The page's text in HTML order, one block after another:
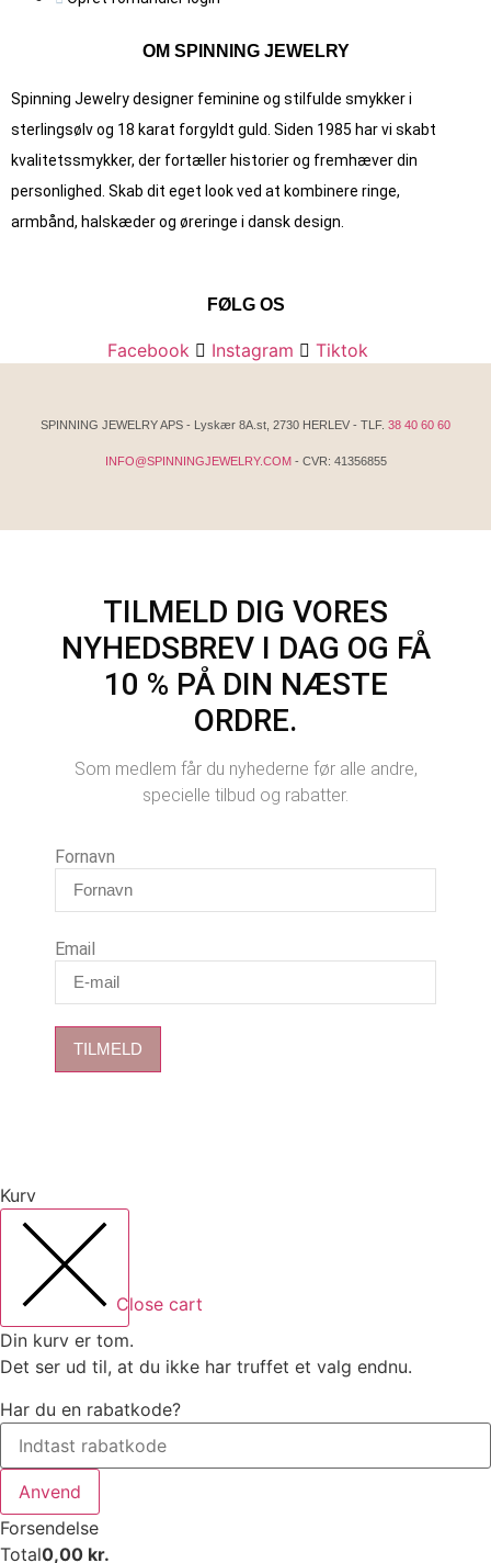
OM SPINNING JEWELRY
Spinning Jewelry designer feminine og stilfulde smykker i
sterlingsølv og 18 karat forgyldt guld. Siden 1985 har vi skabt
kvalitets­smykker, der fortæller historier og fremhæver din
personlighed. Skab dit eget look ved at kombinere ringe,
armbånd, halskæder og øreringe i dansk design.
FØLG OS
Facebook Instagram Tiktok
SPINNING JEWELRY APS - Lyskær 8A.st, 2730 HERLEV - TLF. 38 40 60 60
INFO@SPINNINGJEWELRY.COM - CVR: 41356855
TILMELD DIG VORES
NYHEDSBREV I DAG OG FÅ
10 % PÅ DIN NÆSTE
ORDRE.
Som medlem får du nyhederne før alle andre,
specielle tilbud og rabatter.
Fornavn
Email
TILMELD
Kurv
Close cart
Din kurv er tom.
Det ser ud til, at du ikke har truffet et valg endnu.
Har du en rabatkode?
Anvend
Forsendelse
Total0,00 kr.